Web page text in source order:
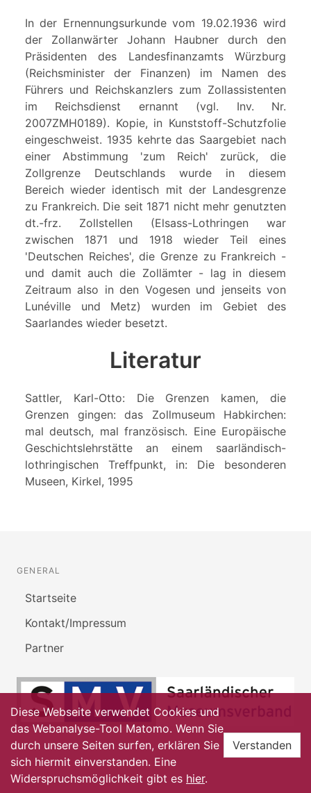
In der Ernennungsurkunde vom 19.02.1936 wird
der Zollanwärter Johann Haubner durch den
Präsidenten des Landesfinanzamts Würzburg
(Reichsminister der Finanzen) im Namen des
Führers und Reichskanzlers zum Zollassistenten
im Reichsdienst ernannt (vgl. Inv. Nr.
2007ZMH0189). Kopie, in Kunststoff-Schutzfolie
eingeschweist. 1935 kehrte das Saargebiet nach
einer Abstimmung 'zum Reich' zurück, die
Zollgrenze Deutschlands wurde in diesem
Bereich wieder identisch mit der Landesgrenze
zu Frankreich. Die seit 1871 nicht mehr genutzten
dt.-frz. Zollstellen (Elsass-Lothringen war
zwischen 1871 und 1918 wieder Teil eines
'Deutschen Reiches', die Grenze zu Frankreich -
und damit auch die Zollämter - lag in diesem
Zeitraum also in den Vogesen und jenseits von
Lunéville und Metz) wurden im Gebiet des
Saarlandes wieder besetzt.
Literatur
Sattler, Karl-Otto: Die Grenzen kamen, die
Grenzen gingen: das Zollmuseum Habkirchen:
mal deutsch, mal französisch. Eine Europäische
Geschichtslehrstätte an einem saarländisch-
lothringischen Treffpunkt, in: Die besonderen
Museen, Kirkel, 1995
GENERAL
Startseite
Kontakt/Impressum
Partner
Diese Webseite verwendet Cookies und
das Webanalyse-Tool Matomo. Wenn Sie
durch unsere Seiten surfen, erklären Sie
sich hiermit einverstanden. Eine
Widerspruchsmöglichkeit gibt es hier.
Verstanden